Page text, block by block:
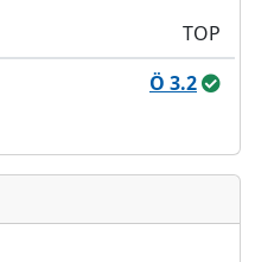
TOP
Ö 3.2